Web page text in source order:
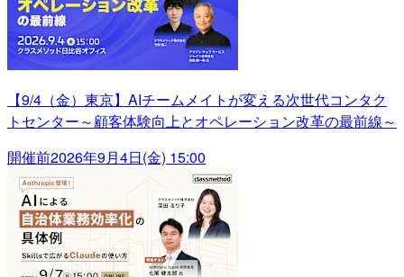
【9/4（金）東京】AIチームメイトが変える次世代コンタク
トセンター～顧客体験向上とオペレーション改革の最前線～
開催前2026年9月4日(金) 15:00